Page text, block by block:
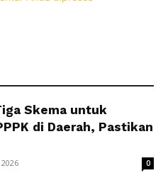
Skema untuk
di Daerah, Pastikan
0